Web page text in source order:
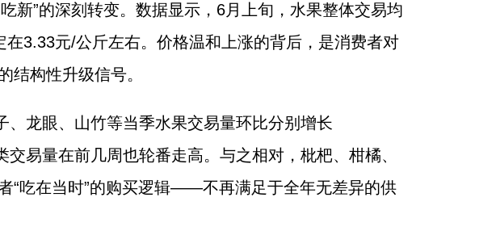
新”的深刻转变。数据显示，6月上旬，水果整体交易均
3.33元/公斤左右。价格温和上涨的背后，是消费者对
结构性升级信号。
龙眼、山竹等当季水果交易量环比分别增长
易量在前几周也轮番走高。与之相对，枇杷、柑橘、
“吃在当时”的购买逻辑——不再满足于全年无差异的供